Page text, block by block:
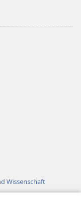
Wissenschaft